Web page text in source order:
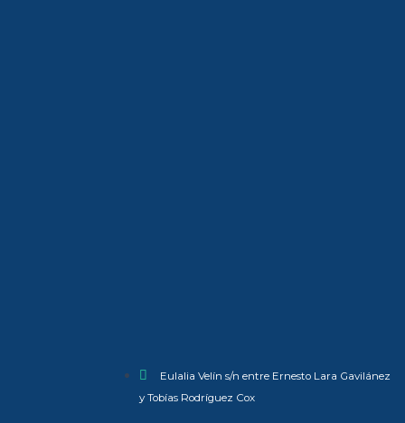
Eulalia Velín s/n entre Ernesto Lara Gavilánez
y Tobías Rodríguez Cox